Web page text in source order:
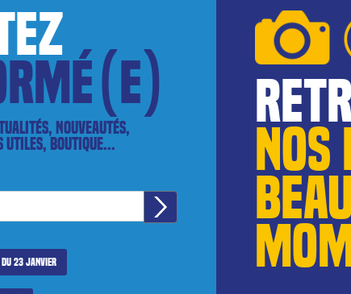
nouveautés,
utiles, boutique...
du 23 janvier
NOS